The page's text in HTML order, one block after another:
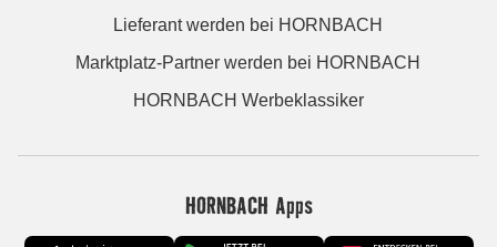
Lieferant werden bei HORNBACH
Marktplatz-Partner werden bei HORNBACH
HORNBACH Werbeklassiker
HORNBACH Apps